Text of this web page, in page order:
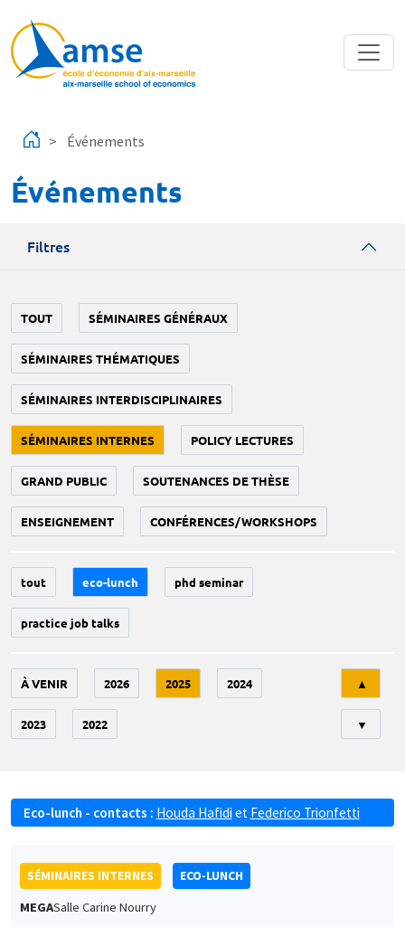
Événements
Événements
Filtres
TOUT SÉMINAIRES GÉNÉRAUX
SÉMINAIRES THÉMATIQUES
SÉMINAIRES INTERDISCIPLINAIRES
SÉMINAIRES INTERNES POLICY LECTURES
GRAND PUBLIC SOUTENANCES DE THÈSE
ENSEIGNEMENT CONFÉRENCES/WORKSHOPS
tout eco-lunch phd seminar
practice job talks
À VENIR 2026 2025 2024
2023 2022
▲
▼
Eco-lunch - contacts : Houda Hafidi et Federico Trionfetti
SÉMINAIRES INTERNES
ECO-LUNCH
MEGASalle Carine Nourry